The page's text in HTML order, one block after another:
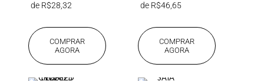
de R$28,32
COMPRAR
AGORA
de R$46,65
COMPRAR
AGORA